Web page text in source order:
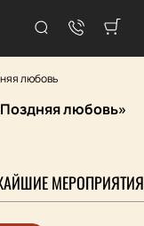
любовь
любовь»
МЕРОПРИЯТИЯ